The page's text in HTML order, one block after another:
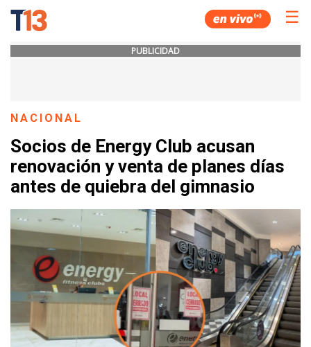
☰
PUBLICIDAD
NACIONAL
Socios de Energy Club acusan
renovación y venta de planes días
antes de quiebra del gimnasio